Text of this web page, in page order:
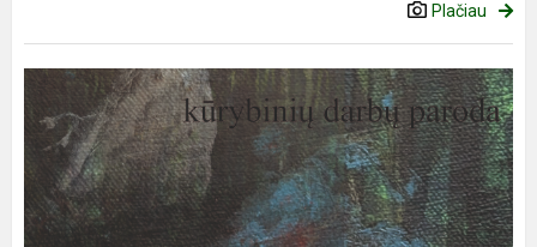
Plačiau